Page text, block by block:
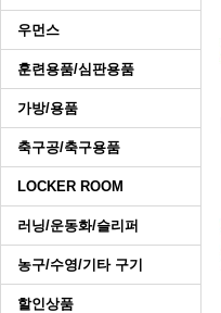
우먼스
훈련용품/심판용품
가방/용품
축구공/축구용품
LOCKER ROOM
러닝/운동화/슬리퍼
농구/수영/기타 구기
할인상품